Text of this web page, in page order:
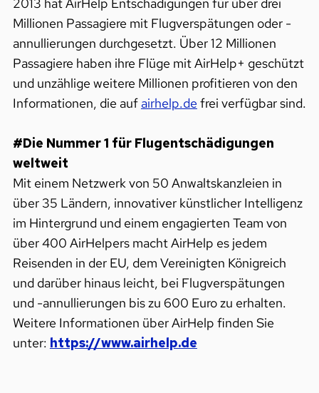
Millionen Passagiere mit Flugverspätungen oder -
annullierungen durchgesetzt. Über 12 Millionen
Passagiere haben ihre Flüge mit AirHelp+ geschützt
und unzählige weitere Millionen profitieren von den
Informationen, die auf airhelp.defrei verfügbar sind.
#Die Nummer 1 für Flugentschädigungen
weltweit
Mit einem Netzwerk von 50 Anwaltskanzleien in
über 35 Ländern, innovativer künstlicher Intelligenz
im Hintergrund und einem engagierten Team von
über 400 AirHelpers macht AirHelp es jedem
Reisenden in der EU, dem Vereinigten Königreich
und darüber hinaus leicht, bei Flugverspätungen
und -annullierungen bis zu 600 Euro zu erhalten.
Weitere Informationen über AirHelp finden Sie
unter: https://www.airhelp.de